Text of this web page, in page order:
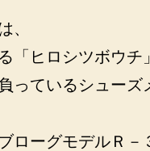
、
「ヒロシツボウチ
っているシュー
ローグモデルＲ－